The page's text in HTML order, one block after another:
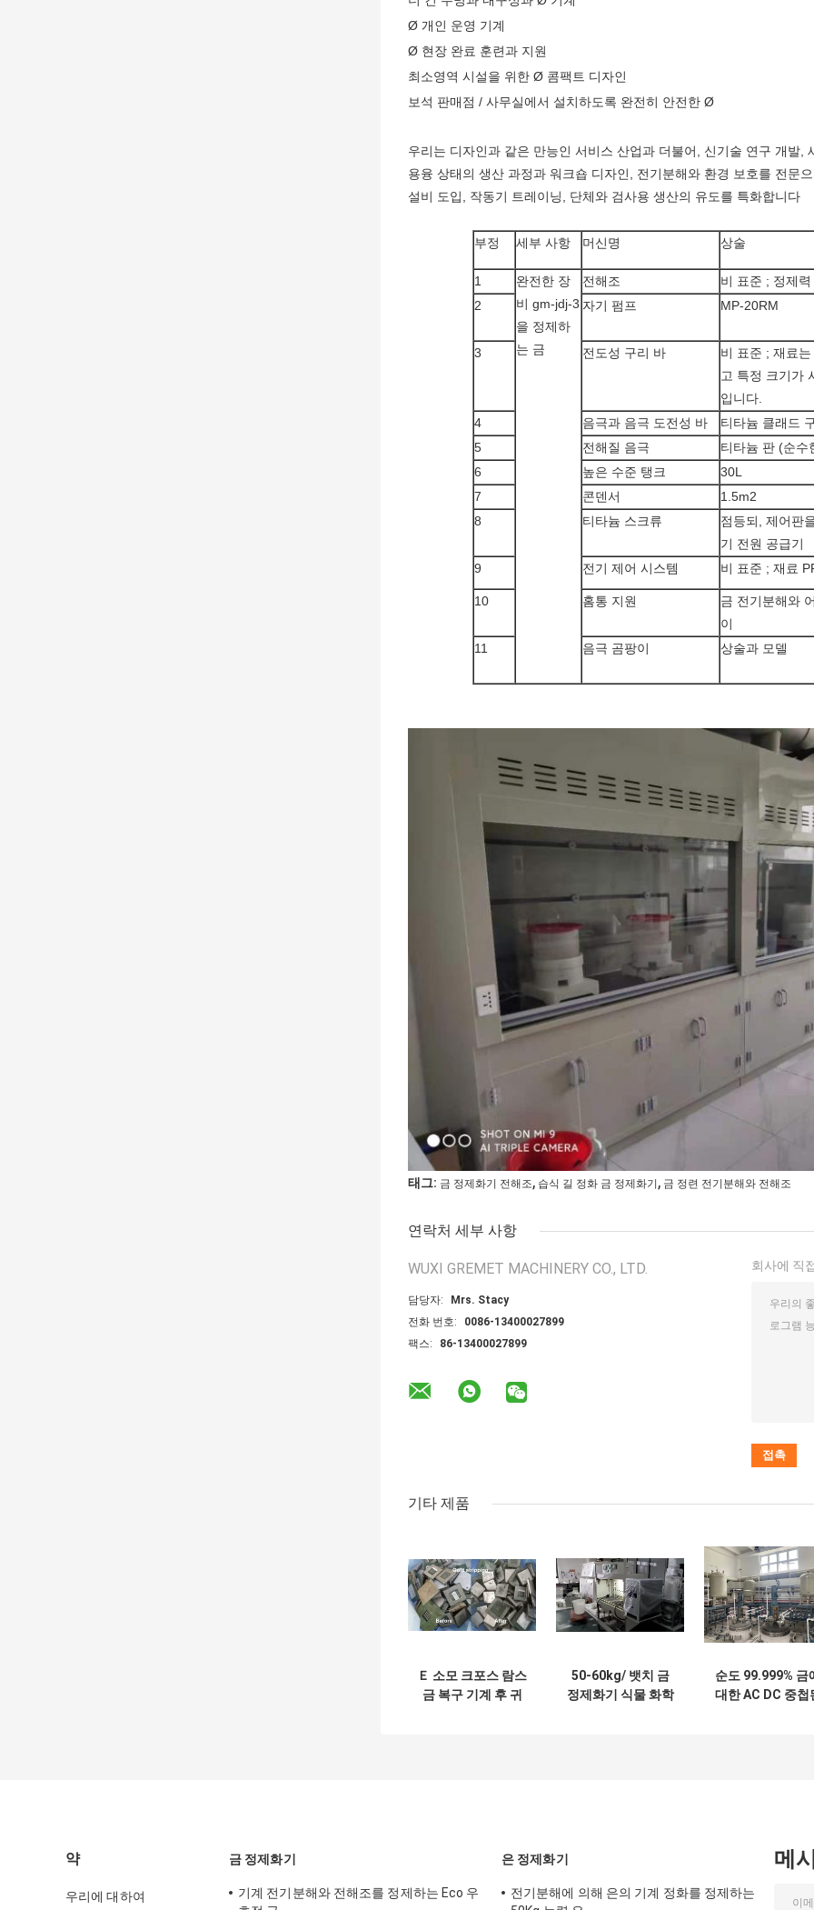
Ø 개인 운영 기계
Ø 현장 완료 훈련과 지원
최소영역 시설을 위한 Ø 콤팩트 디자인
보석 판매점 / 사무실에서 설치하도록 완전히 안전한 Ø
우리는 디자인과 같은 만능인 서비스 산업과 더불어, 신기술 연구 개발
용융 상태의 생산 과정과 워크숍 디자인, 전기분해와 환경 보호를 전문
설비 도입, 작동기 트레이닝, 단체와 검사용 생산의 유도를 특화합니다
부정 세부 사항 머신명 상술
1
완전한 장
비 gm-jdj-3
을 정제하
는 금
전해조
비 표준 ; 정제
2
자기 펌프 MP-20RM
3 전도성 구리 바
비 표준 ; 재료
고 특정 크기가
입니다.
4
음극과 음극 도전성 바
티타늄 클래드
5
전해질 음극
티타늄 판 (순수
6
높은 수준 탱크
30L
7
콘덴서
1.5m2
8
티타늄 스크류
점등되, 제어판
기 전원 공급기
9
전기 제어 시스템 비 표준 ; 재료
10 홈통 지원
금 전기분해와
이
11
음극 곰팡이 상술과 모델
태그: 금 정제화기 전해조, 습식 길 정화 금 정제화기 , 금 정련 전기분해와 전해조
연락처 세부 사항
WUXI GREMET MACHINERY CO., LTD.
담당자:
Mrs. Stacy
전화 번호:
0086-13400027899
팩스:
86-13400027899
회사에 직
기타 제품
Ｅ 소모 크포스 람스
금 복구 기계 후 귀
50-60kg/ 뱃치 금
정제화기 식물 화학
순도 99.999% 금
대한 AC DC 중첩
약
우리에 대하여
금 정제화기
기계 전기분해와 전해조를 정제하는 Eco 우
은 정제화기
전기분해에 의해 은의 기계 정화를 정제하는
메